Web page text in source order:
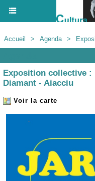
Accueil > Agenda >
Exposition collective
Diamant - Aiacciu
Voir la carte